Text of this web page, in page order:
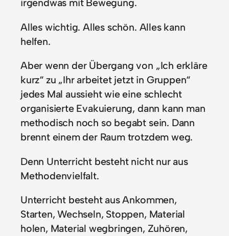
irgendwas mit Bewegung.
Alles wichtig. Alles schön. Alles kann
helfen.
Aber wenn der Übergang von „Ich erkläre
kurz“ zu „Ihr arbeitet jetzt in Gruppen“
jedes Mal aussieht wie eine schlecht
organisierte Evakuierung, dann kann man
methodisch noch so begabt sein. Dann
brennt einem der Raum trotzdem weg.
Denn Unterricht besteht nicht nur aus
Methodenvielfalt.
Unterricht besteht aus Ankommen,
Starten, Wechseln, Stoppen, Material
holen, Material wegbringen, Zuhören,